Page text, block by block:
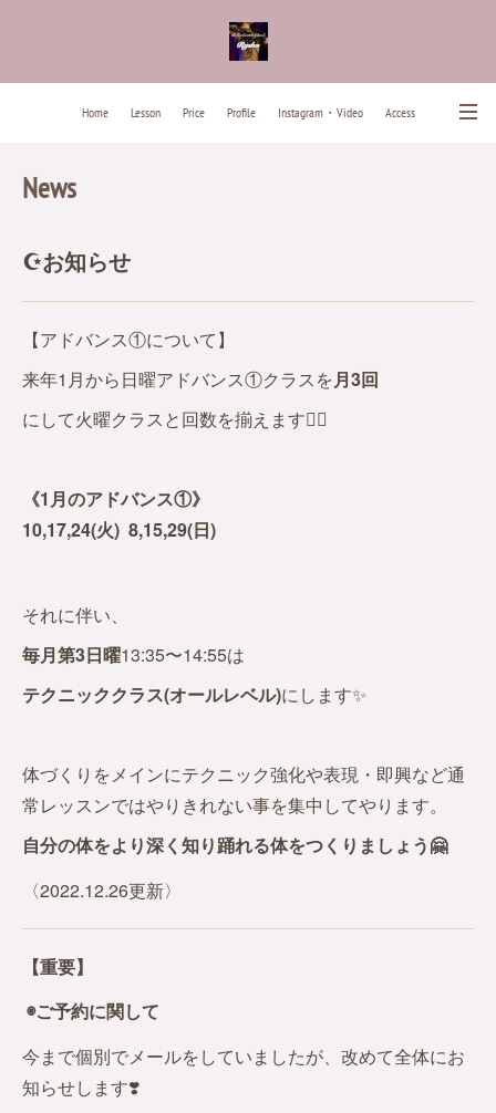
Home Lesson Price Profile Instagram・Video Access
News
☪️お知らせ
【アドバンス①について】
来年1月から日曜アドバンス①クラスを月3回
にして火曜クラスと回数を揃えます🙇‍♀️
《1月のアドバンス①》
10,17,24(火) 8,15,29(日)
それに伴い、
毎月第3日曜13:35〜14:55は
テクニッククラス(オールレベル)にします✨
体づくりをメインにテクニック強化や表現・即興など通
常レッスンではやりきれない事を集中してやります。
自分の体をより深く知り踊れる体をつくりましょう🤗
〈2022.12.26更新〉
【重要】
◉ご予約に関して
今まで個別でメールをしていましたが、改めて全体にお
知らせします❣️